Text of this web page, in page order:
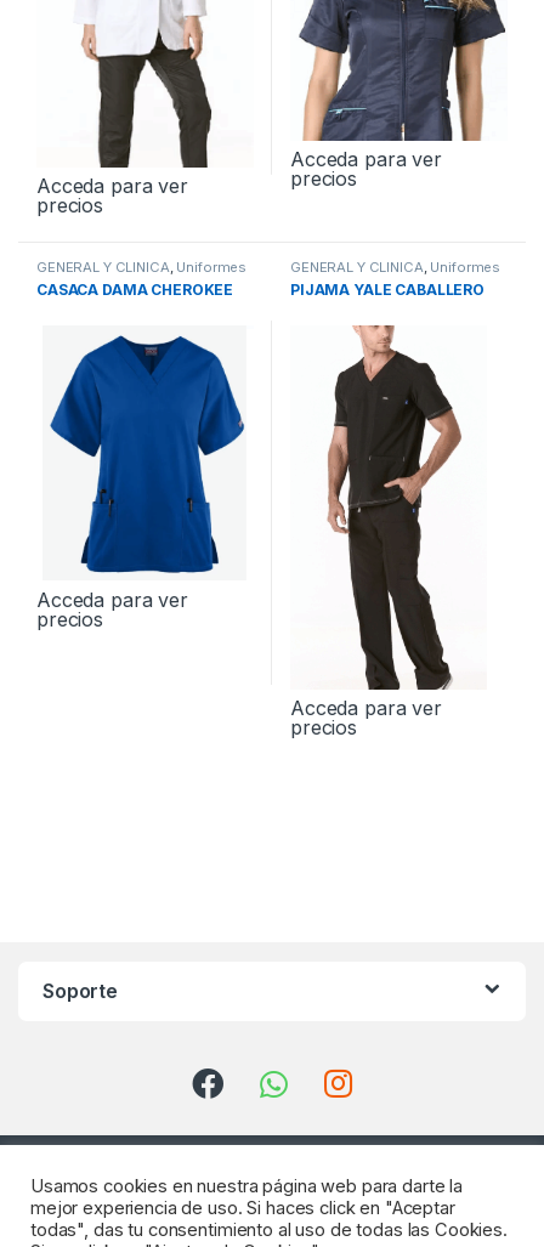
Acceda para ver
precios
Acceda para ver
precios
GENERAL Y CLINICA Uniformes
CASACA DAMA CHEROKEE
Acceda para ver
precios
GENERAL Y CLINICA Uniformes
PIJAMA YALE CABALLERO
Acceda para ver
precios
Soporte
Usamos cookies en nuestra página web para darte la
mejor experiencia de uso. Si haces click en "Aceptar
todas", das tu consentimiento al uso de todas las Cookies.